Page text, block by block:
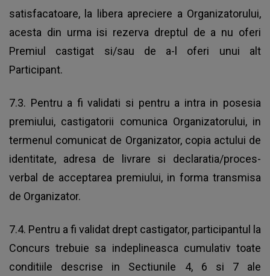
satisfacatoare, la libera apreciere a Organizatorului,
acesta din urma isi rezerva dreptul de a nu oferi
Premiul castigat si/sau de a-l oferi unui alt
Participant.
7.3. Pentru a fi validati si pentru a intra in posesia
premiului, castigatorii comunica Organizatorului, in
termenul comunicat de Organizator, copia actului de
identitate, adresa de livrare si declaratia/proces-
verbal de acceptarea premiului, in forma transmisa
de Organizator.
7.4. Pentru a fi validat drept castigator, participantul la
Concurs trebuie sa indeplineasca cumulativ toate
conditiile descrise in Sectiunile 4, 6 si 7 ale